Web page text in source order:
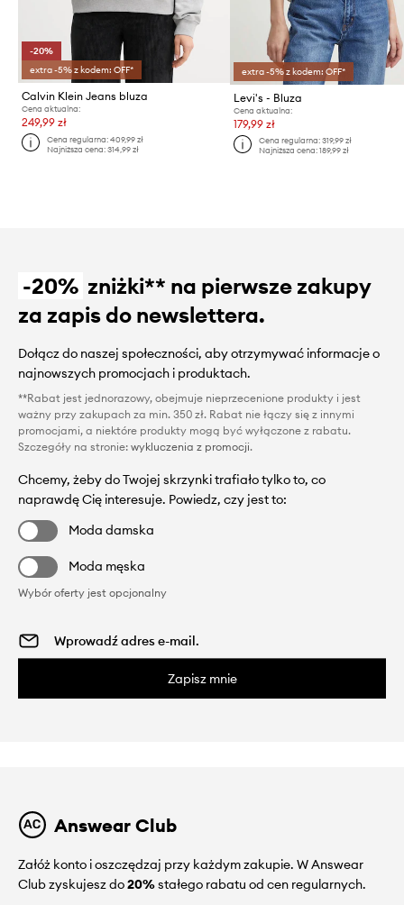
-20%
extra -5% z kodem: OFF*
Calvin Klein Jeans bluza
Cena aktualna:
249,99 zł
Cena regularna:409,99 zł
Najniższa cena:314,99 zł
extra -5% z kodem: OFF*
Levi's - Bluza
Cena aktualna:
179,99 zł
Cena regularna: 319,99 zł
Najniższa cena: 189,99 zł
-20% zniżki** na pierwsze zakupy
za zapis do newslettera.
Dołącz do naszej społeczności, aby otrzymywać informacje o
najnowszych promocjach i produktach.
**Rabat jest jednorazowy, obejmuje nieprzecenione produkty i jest
ważny przy zakupach za min. 350 zł. Rabat nie łączy się z innymi
promocjami, a niektóre produkty mogą być wyłączone z rabatu.
Szczegóły na stronie: wykluczenia z promocji.
Chcemy, żeby do Twojej skrzynki trafiało tylko to, co
naprawdę Cię interesuje. Powiedz, czy jest to:
Moda damska
Moda męska
Wybór oferty jest opcjonalny
Zapisz mnie
Answear Club
Załóż konto i oszczędzaj przy każdym zakupie. W Answear
Club zyskujesz do20%stałego rabatu od cen regularnych.